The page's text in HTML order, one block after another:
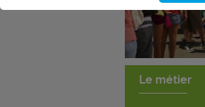
Le métier